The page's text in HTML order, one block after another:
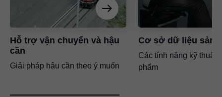
Hỗ trợ vận chuyển và hậu
cần
Giải pháp hậu cần theo ý muốn
Cơ sở dữ liệu sản
Các tính năng kỹ thuật
phẩm